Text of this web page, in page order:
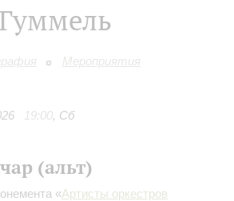
Гуммель
Мероприятия
19:00, Сб
(альт)
«Артисты оркестров